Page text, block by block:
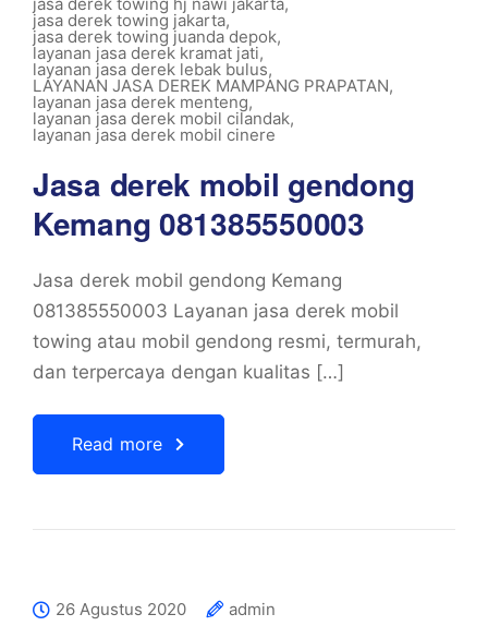
jasa derek towing jakarta,
jasa derek towing juanda depok,
layanan jasa derek kramat jati,
layanan jasa derek lebak bulus,
LAYANAN JASA DEREK MAMPANG PRAPATAN,
layanan jasa derek menteng,
layanan jasa derek mobil cilandak,
layanan jasa derek mobil cinere
Jasa derek mobil gendong
Kemang 081385550003
Jasa derek mobil gendong Kemang
081385550003 Layanan jasa derek mobil
towing atau mobil gendong resmi, termurah,
dan terpercaya dengan kualitas […]
Read more
26 Agustus 2020
admin